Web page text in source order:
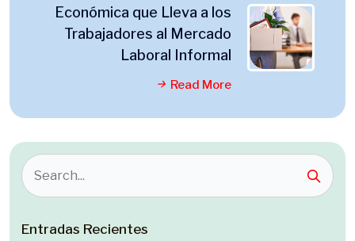
Económica que Lleva a los
Trabajadores al Mercado
Laboral Informal
Read More
Entradas Recientes